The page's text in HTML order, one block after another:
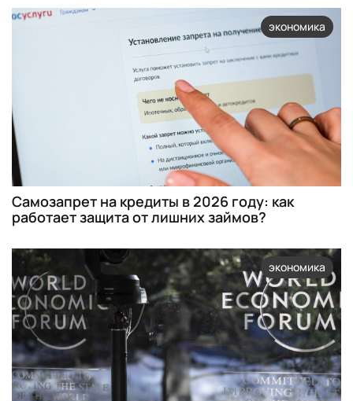
экономика
Самозапрет на кредиты в 2026 году: как
работает защита от лишних займов?
экономика